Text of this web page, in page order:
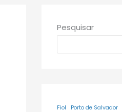
Pesquisar
Fiol Porto de Salvador